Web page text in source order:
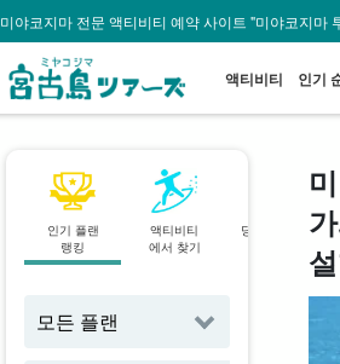
미야코지마 전문 액티비티 예약 사이트 "미야코지마
액티비티 인기
인기 플랜
랭킹
액티비티
에서 찾기
당일 예약 OK